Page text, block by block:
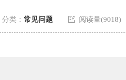
分类： 常见问题  阅读量(9018)